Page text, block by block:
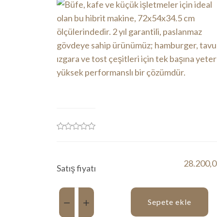
Satış fiyatı
Miktar:
Sepete ekle